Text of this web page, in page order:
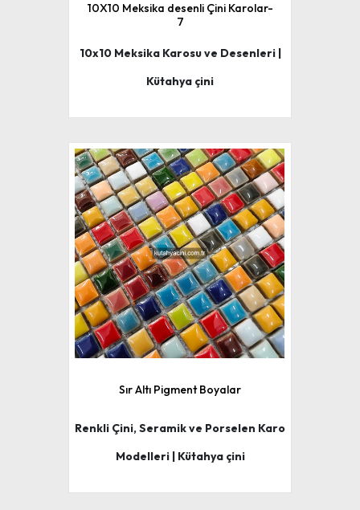
10X10 Meksika desenli Çini Karolar-
7
10x10 Meksika Karosu ve Desenleri |
Kütahya çini
Sır Altı Pigment Boyalar
Renkli Çini, Seramik ve Porselen Karo
Modelleri | Kütahya çini